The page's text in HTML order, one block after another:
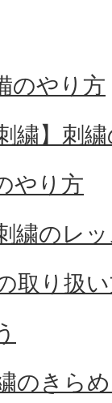
のやり方
繍】刺
やり方
繍のレ
取り扱
のきら